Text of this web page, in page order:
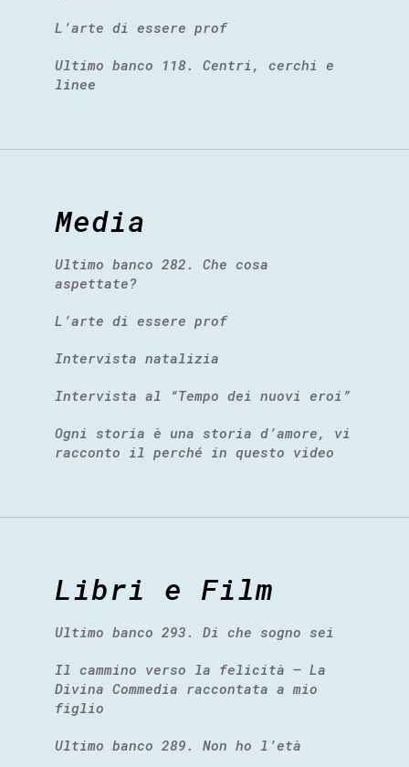
L’arte di essere prof
Ultimo banco 118. Centri, cerchi e
linee
Media
Ultimo banco 282. Che cosa
aspettate?
L’arte di essere prof
Intervista natalizia
Intervista al “Tempo dei nuovi eroi”
Ogni storia è una storia d’amore, vi
racconto il perché in questo video
Libri e Film
Ultimo banco 293. Di che sogno sei
Il cammino verso la felicità – La
Divina Commedia raccontata a mio
figlio
Ultimo banco 289. Non ho l’età